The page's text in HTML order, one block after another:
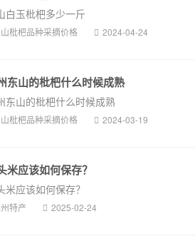
白玉枇杷多少一斤
枇杷品种采摘价格 2024-04-24
东山的枇杷什么时候成熟
东山的枇杷什么时候成熟
枇杷品种采摘价格 2024-03-19
米应该如何保存？
米应该如何保存？
特产 2025-02-24